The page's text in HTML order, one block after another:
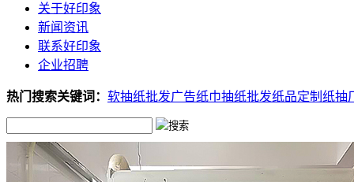
关于好印象
新闻资讯
联系好印象
企业招聘
热门搜索关键词： 软抽纸批发广告纸巾抽纸批发纸品定制 纸抽